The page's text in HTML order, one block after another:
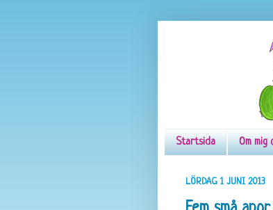
Startsida Om mig
LÖRDAG 1 JUNI 2013